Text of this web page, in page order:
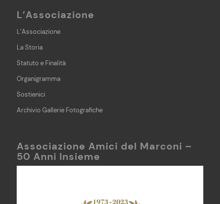
L’Associazione
L’Associazione
La Storia
Statuto e Finalità
Organigramma
Sostienici
Archivio Gallerie Fotografiche
Associazione Amici del Marconi –
50 Anni Insieme